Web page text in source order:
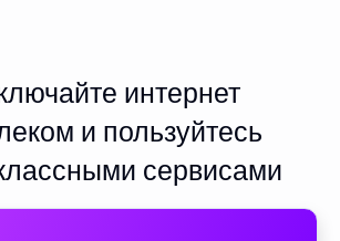
интернет
и пользуйтесь
сервисами